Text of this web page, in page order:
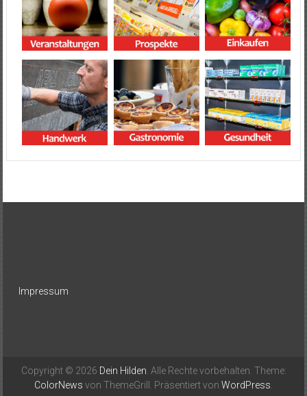
Impressum
Copyright © 2026 Dein Hilden . Alle Rechte vorbehalten. Theme:
ColorNews von ThemeGrill. Präsentiert von WordPress